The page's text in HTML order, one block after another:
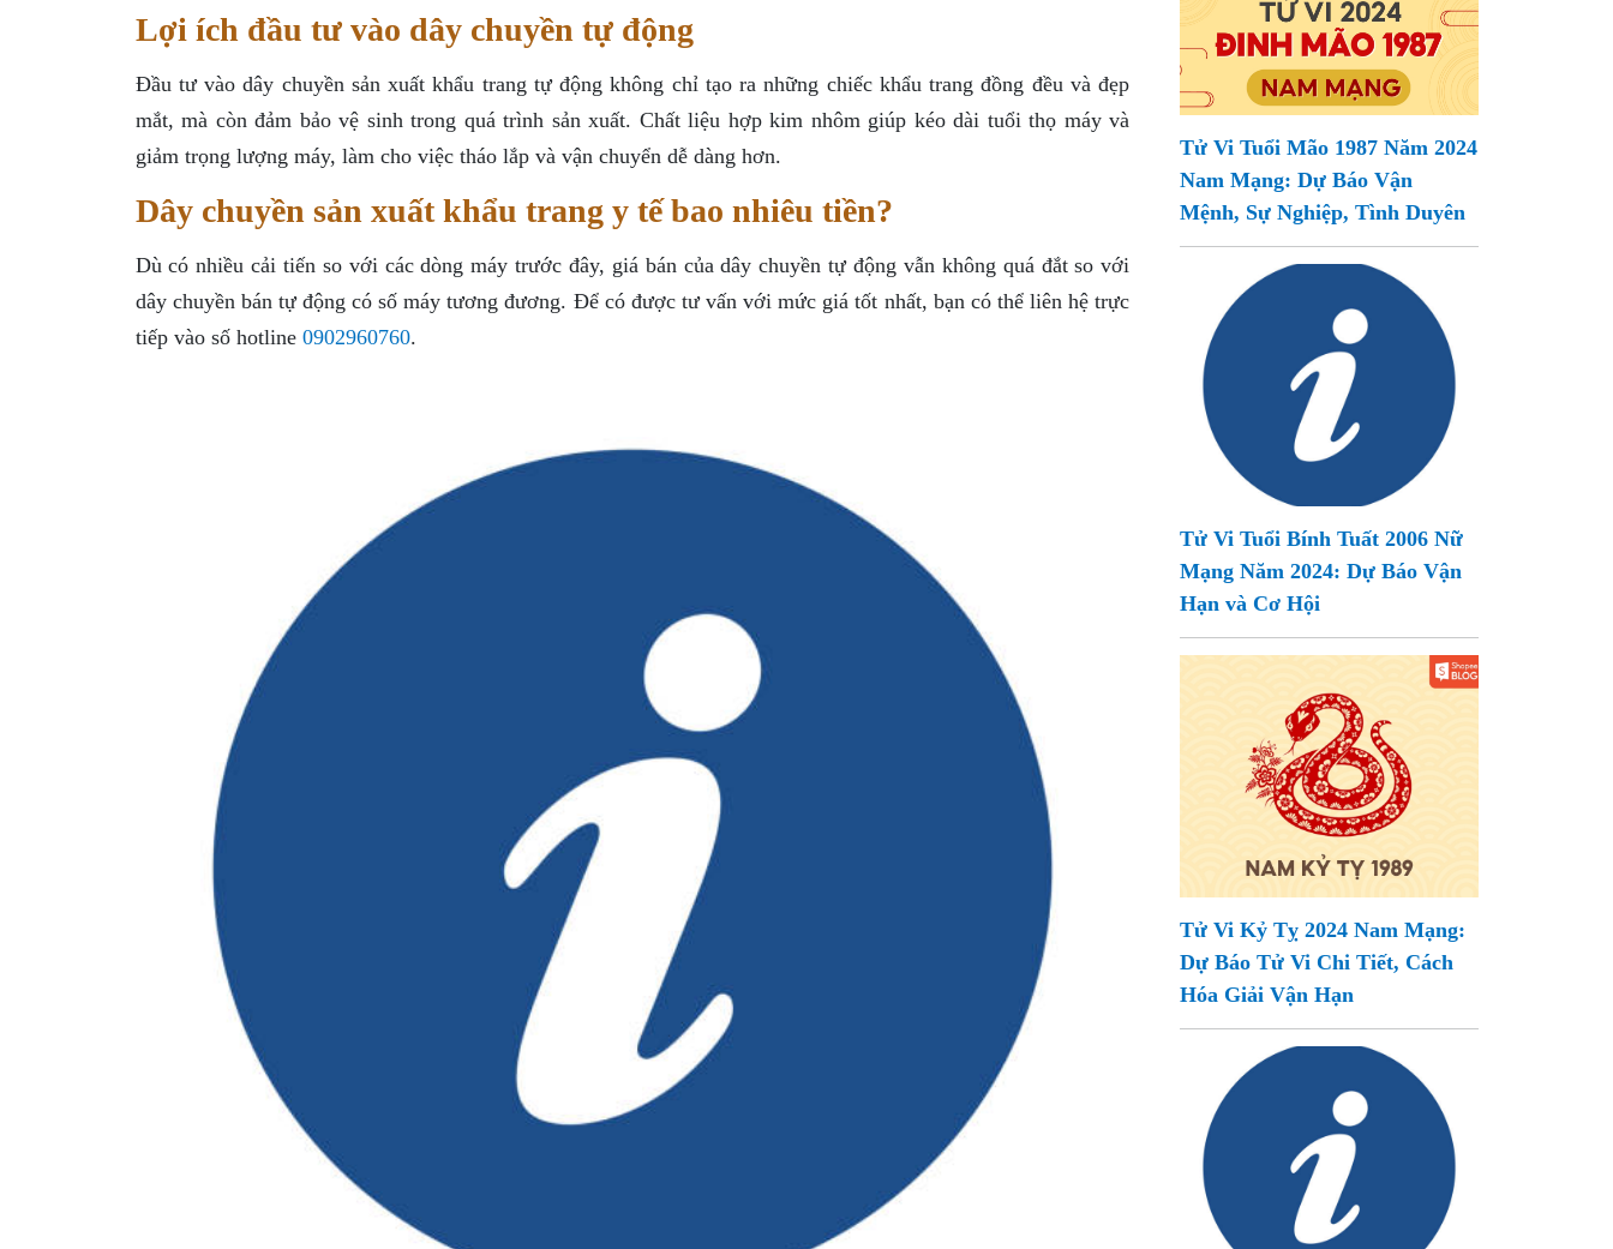
Lợi ích đầu tư vào dây chuyền tự động
Đầu tư vào dây chuyền sản xuất khẩu trang tự động không chỉ tạo ra những chiếc khẩu trang đồng đều và đẹp
mắt, mà còn đảm bảo vệ sinh trong quá trình sản xuất. Chất liệu hợp kim nhôm giúp kéo dài tuổi thọ máy và
giảm trọng lượng máy, làm cho việc tháo lắp và vận chuyển dễ dàng hơn.
Dây chuyền sản xuất khẩu trang y tế bao nhiêu tiền?
Dù có nhiều cải tiến so với các dòng máy trước đây, giá bán của dây chuyền tự động vẫn không quá đắt so với
dây chuyền bán tự động có số máy tương đương. Để có được tư vấn với mức giá tốt nhất, bạn có thể liên hệ trực
tiếp vào số hotline 0902960760.
Tử Vi Tuổi Mão 1987 Năm 2024
Nam Mạng: Dự Báo Vận
Mệnh, Sự Nghiệp, Tình Duyên
Tử Vi Tuổi Bính Tuất 2006 Nữ
Mạng Năm 2024: Dự Báo Vận
Hạn và Cơ Hội
Tử Vi Kỷ Tỵ 2024 Nam Mạng:
Dự Báo Tử Vi Chi Tiết, Cách
Hóa Giải Vận Hạn